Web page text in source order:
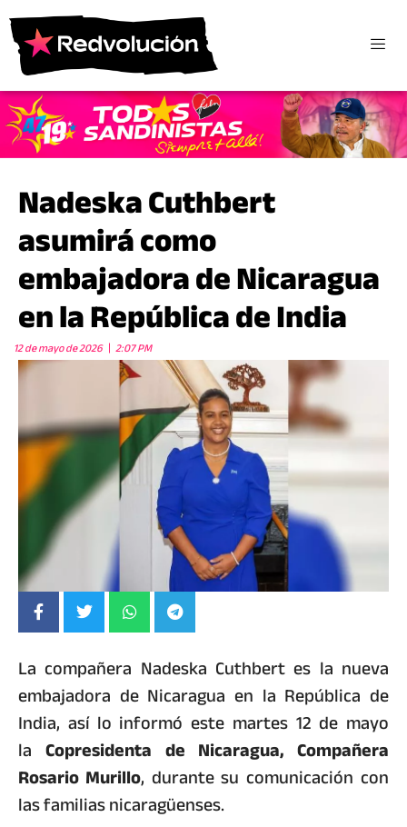
Nadeska Cuthbert
asumirá como
embajadora de Nicaragua
en la República de India
12 de mayo de 2026 2:07 PM
La compañera Nadeska Cuthbert es la nueva
embajadora de Nicaragua en la República de
India, así lo informó este martes 12 de mayo
laCopresidenta de Nicaragua, Compañera
Rosario Murillo, durante su comunicación con
las familias nicaragüenses.